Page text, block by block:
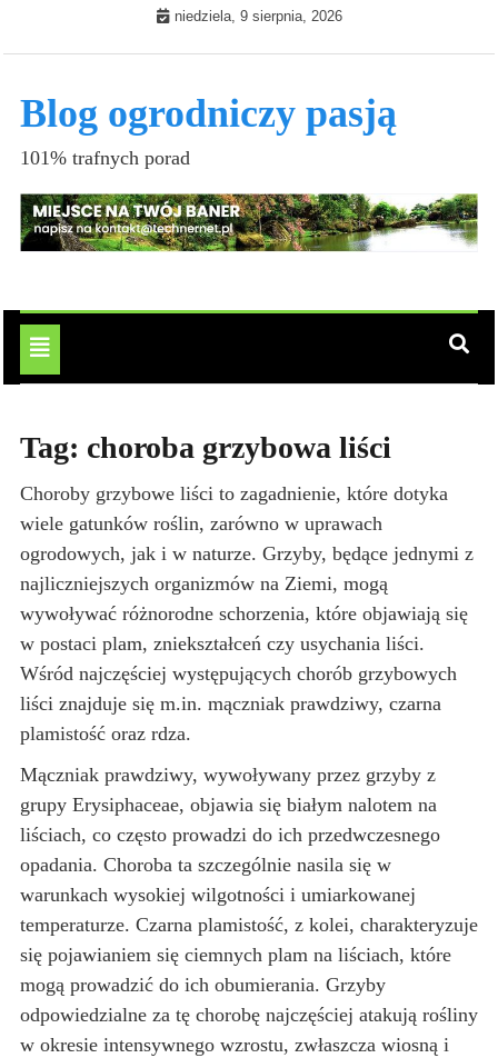
niedziela, 9 sierpnia, 2026
Blog ogrodniczy pasją
101% trafnych porad
Toggle
navigation
Tag: choroba grzybowa liści
Choroby grzybowe liści to zagadnienie, które dotyka
wiele gatunków roślin, zarówno w uprawach
ogrodowych, jak i w naturze. Grzyby, będące jednymi z
najliczniejszych organizmów na Ziemi, mogą
wywoływać różnorodne schorzenia, które objawiają się
w postaci plam, zniekształceń czy usychania liści.
Wśród najczęściej występujących chorób grzybowych
liści znajduje się m.in. mączniak prawdziwy, czarna
plamistość oraz rdza.
Mączniak prawdziwy, wywoływany przez grzyby z
grupy Erysiphaceae, objawia się białym nalotem na
liściach, co często prowadzi do ich przedwczesnego
opadania. Choroba ta szczególnie nasila się w
warunkach wysokiej wilgotności i umiarkowanej
temperaturze. Czarna plamistość, z kolei, charakteryzuje
się pojawianiem się ciemnych plam na liściach, które
mogą prowadzić do ich obumierania. Grzyby
odpowiedzialne za tę chorobę najczęściej atakują rośliny
w okresie intensywnego wzrostu, zwłaszcza wiosną i